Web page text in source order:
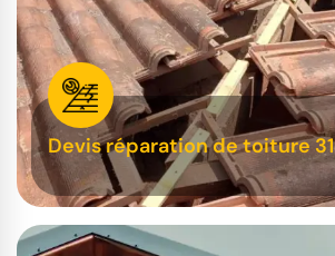
Devis réparation de toiture 31